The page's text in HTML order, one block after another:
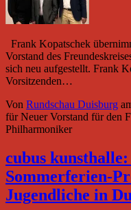
Frank Kopatschek
Vorstand des
sich neu aufgestellt. Frank
Vorsitzenden…
Von Rundschau Duisburg
für Neuer Vorstand für den
Philharmoniker
cubus kunsthalle:
Sommerferien-
Jugendliche in